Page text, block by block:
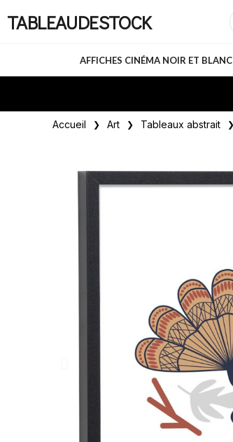
TABLEAUDESTOCK
AFFICHES CINÉMA NOIR ET BLANC
Accueil Art Tableaux abstrait